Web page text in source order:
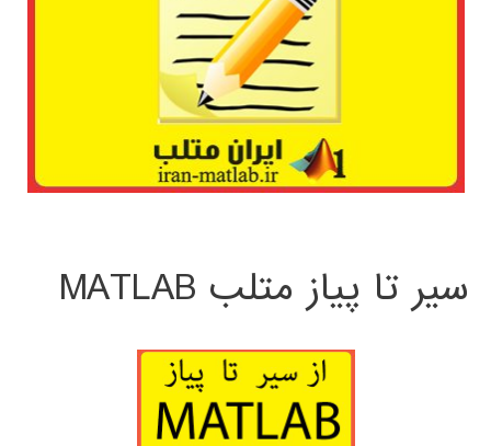
سیر تا پیاز متلب MATLAB